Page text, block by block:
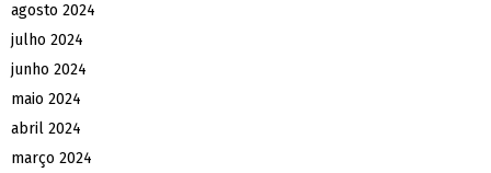
agosto 2024
julho 2024
junho 2024
maio 2024
abril 2024
março 2024